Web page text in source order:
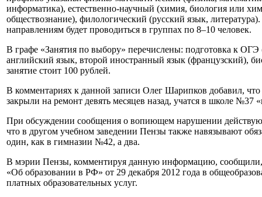
информатика), естественно-научный (химия, биология или
обществознание), филологический (русский язык,
направлениям будет проводиться в группах по 8–10 человек.
В графе «Занятия по выбору» перечислены: подготовка к
английский язык, второй иностранный язык (французский),
занятие стоит 100 рублей.
В комментариях к данной записи Олег Шарипков добавил,
закрыли на ремонт девять месяцев назад, учатся в школе №37
При обсуждении сообщения о вопиющем нарушении
что в другом учебном заведении Пензы также навязывают
один, как в гимназии №42, а два.
В мэрии Пензы, комментируя данную информацию, сообщили,
«Об образовании в РФ» от 29 декабря 2012 года в
платных образовательных услуг.